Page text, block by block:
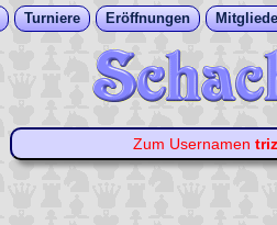
Turniere Eröffnungen
Zum Usernamen